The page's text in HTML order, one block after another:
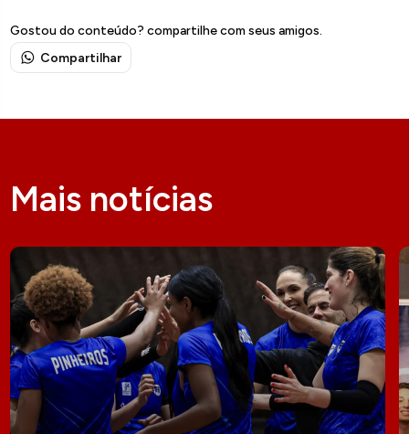
Gostou do conteúdo? compartilhe com seus amigos.
Compartilhar
Mais notícias